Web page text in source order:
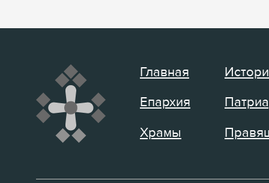
Главная
Епархия
Храмы